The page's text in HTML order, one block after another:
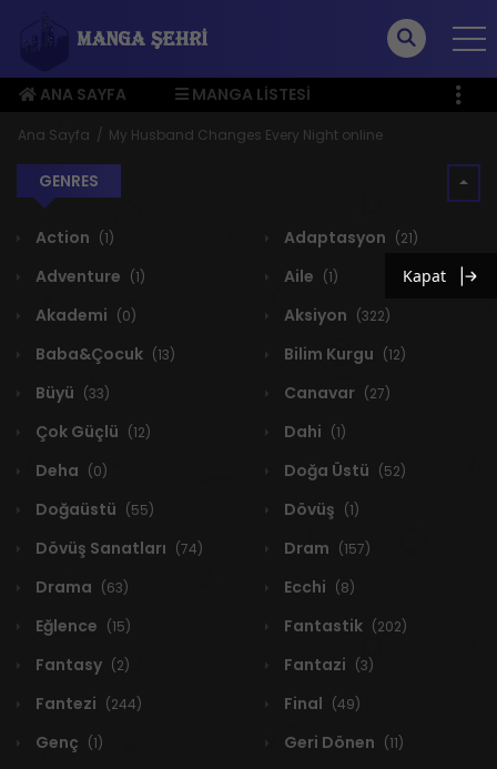
ANA SAYFA
MANGA LISTESI
ÜYE MENÜSÜ
Ana Sayfa My Husband Changes Every Night online
GENRES
Action (1) Adaptasyon (21)
Adventure (1) Aile (1)
Akademi (0) Aksiyon (322)
Baba&Çocuk (13) Bilim Kurgu (12)
Büyü (33) Canavar (27)
Çok Güçlü (12) Dahi (1)
Deha (0) Doğa Üstü (52)
Doğaüstü (55) Dövüş (1)
Dövüş Sanatları (74) Dram (157)
Drama (63) Ecchi (8)
Eğlence (15) Fantastik (202)
Fantasy (2) Fantazi (3)
Fantezi (244) Final (49)
Genç (1) Geri Dönen (11)
Kapat